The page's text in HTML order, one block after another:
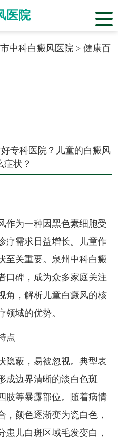
医院
中科白癜风医院> 健康百
专科医院？儿童的白癜风
症状？
为一种因黑色素细胞受
疗需求日益增长。儿童作
至关重要。泉州中科白癜
口碑，成为众多家庭关注
角，解析儿童白癜风的核
域的优势。
点
蔽，易被忽视。典型表
成边界清晰的淡白色斑
肢等暴露部位。随着病情
颜色逐渐变为瓷白色，
儿白斑区域毛发变白，